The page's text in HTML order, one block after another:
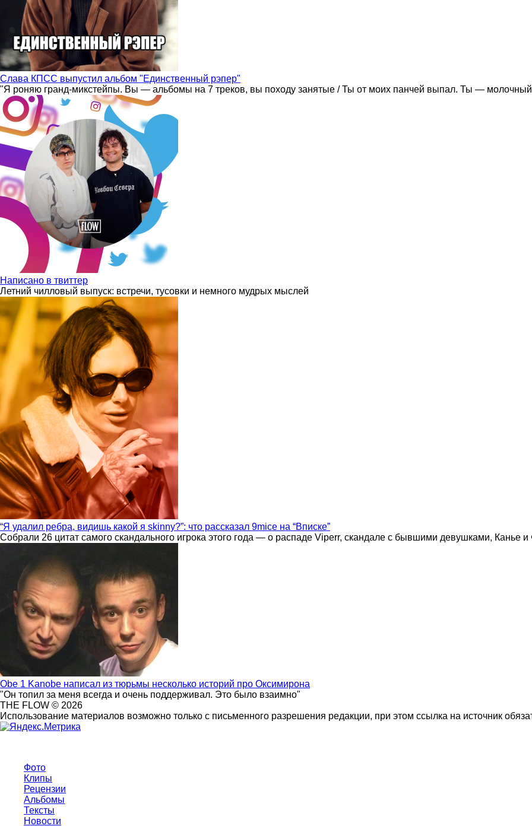
Слава КПСС выпустил альбом "Единственный рэпер"
"Я роняю гранд-микстейпы. Вы — альбомы на 7 треков, вы походу занятые / Ты от моих панчей выпал. Ты —
Написано в твиттер
Летний чилловый выпуск: встречи, тусовки и немного мудрых мыслей
“Я удалил ребра, видишь какой я skinny?”: что рассказал 9mice на “Вписке”
Собрали 26 цитат самого скандального игрока этого года — о распаде Viperr, скандале с бывшими девушками, Канье
Obe 1 Kanobe написал из тюрьмы несколько историй про Оксимирона
"Он топил за меня всегда и очень поддерживал. Это было взаимно"
THE FLOW © 2026
Использование материалов возможно только с письменного разрешения редакции, при этом ссылка на источник
Фото
Клипы
Рецензии
Альбомы
Тексты
Новости